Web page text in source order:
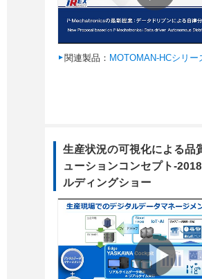
関連製品： MOTOMAN-HCシリー
生産状況の可視化による品
ューションコンセプト-
ルディングショー